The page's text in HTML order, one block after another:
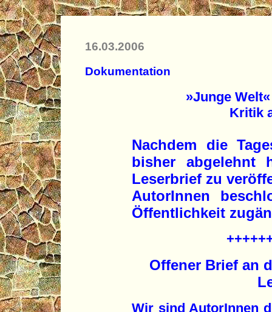
16.03.2006
Dokumentation
»Junge
Kritik
Nachdem die
bisher abgelehnt
Leserbrief zu
AutorInnen
Öffentlichkeit
Offener Brief an
Wir sind AutorInnen